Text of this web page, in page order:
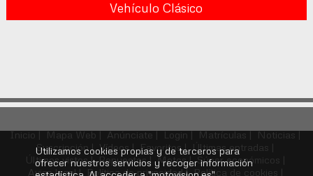
Vehículo Clásico
Inicio | Mapa Web | Anúnciate | Login | Matrículas | Noticias |
Suscripción | Vídeos | Favoritos | Últimas entradas |
Últimos vistos | Repuestos | Motos | Súper económicos |
Aviso legal | Política de privacidad | Política de cookies |
Utilizamos cookies propias y de terceros para
ofrecer nuestros servicios y recoger información